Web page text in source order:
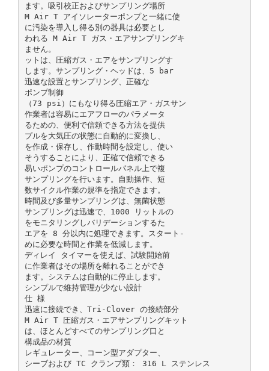
ます。吸引校正およびサンプリング場所
M Air T アイソレーターポンプと一緒に使
に汚染を導入し得る別の器具は必要とし
われる M Air T ガス・エアサンプリングキ
ません。
ットは、圧縮ガス・エアをサンプリングす
します。サンプリング・ヘッドは、5 bar
迅速な設置とサンプリング、正確な
ポンプ制御
（73 psi）にもなり得る圧縮エア・ガスサン
作業者は容易にエアフローのパラメータ
るための、便利で信頼できる方法を提供
プルを大気圧の状態に自動的に変換し、
を作成・保存し、作動時間を設定し、使い
そうすることにより、正確で信頼できる
易いポンプのコントロールパネル上で複
サンプリングを行います。自動操作、短
数サイクル作業の規準を指定できます。
時間及び多量サンプリングは、無菌状態
サンプリングは迅速で、1000 リットルの
をモニタリングしバリデーションするた
エアを 8 分以内に処理できます。スタート-
めに必要な時間と作業を低減します。
ディレイ タイマーを使えば、試験開始前
に作業者はその場所を離れることができ
ます。システムは自動的に停止します。
シンプルで維持管理が少ない設計
仕 様
迅速に接続でき、Tri-Clover の接続部分
M Air T 圧縮ガス・エアサンプリングキット
は、ほとんどすべてのサンプリング口と
構成品の材質
レギュレーター、コーン型アダプター、
シーブおよび TC クランプ類： 316 L ステンレス